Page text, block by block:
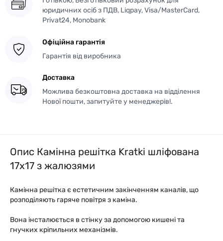
юридичних осіб з ПДВ, Liqpay, Visa/MasterCard,
Privat24, Monobank
Офіційна гарантія
Гарантія від виробника
Доставка
Можлива безкоштовна доставка на відділення
Нової пошти, запитуйте у менеджерів!.
Опис Камінна решітка Kratki шліфована
17x17 з жалюзями
Камінна решітка є естетичним закінченням каналів, що
розподіляють гаряче повітря з каміна.
Вона інсталюється в стінку за допомогою кишені та
гнучких кріпильних механізмів.